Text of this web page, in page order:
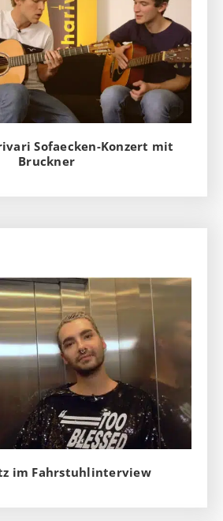
Sofaecken-Konzert mit
Bruckner
im Fahrstuhlinterview